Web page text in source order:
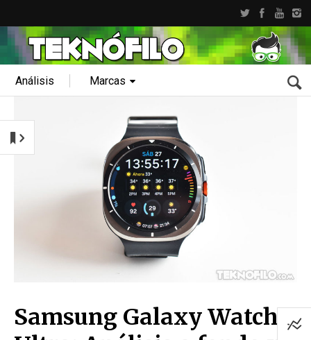
Análisis Marcas
Samsung Galaxy Watch